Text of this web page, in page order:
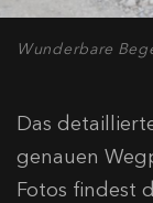
Wunderbare
Das
genauen
Fotos findest